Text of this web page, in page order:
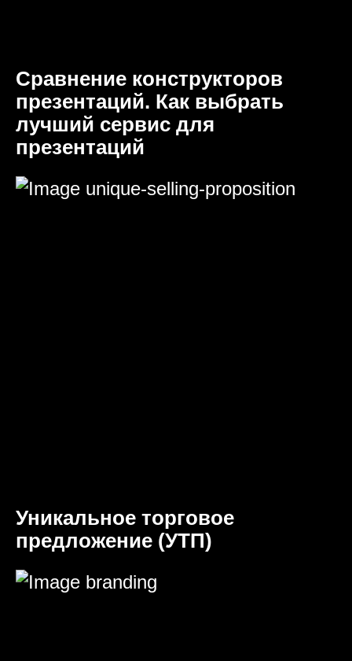
Сравнение конструкторов
презентаций. Как выбрать
лучший сервис для
презентаций
Уникальное торговое
предложение (УТП)